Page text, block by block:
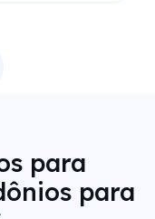
para
para